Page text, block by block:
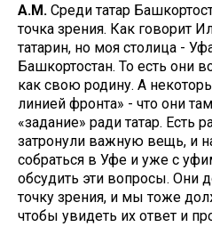
А.М. Среди татар
точка зрения. Как говорит
татарин, но моя столица -
Башкортостан. То есть они
как свою родину. А
линией фронта» - что они
«задание» ради татар. Есть
затронули важную вещь, и
собраться в Уфе и уже с
обсудить эти вопросы.
точку зрения, и мы тоже
чтобы увидеть их ответ и